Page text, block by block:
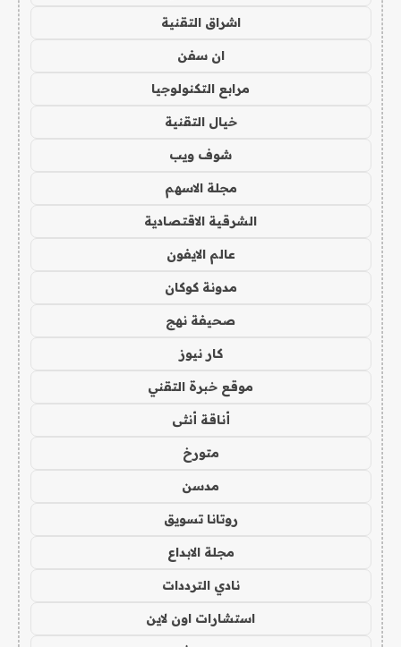
اشراق التقنية
ان سفن
مرابع التكنولوجيا
خيال التقنية
شوف ويب
مجلة الاسهم
الشرقية الاقتصادية
عالم الايفون
مدونة كوكان
صحيفة نهج
كار نيوز
موقع خبرة التقني
أناقة أنثى
متورخ
مدسن
روتانا تسويق
مجلة الابداع
نادي الترددات
استشارات اون لاين